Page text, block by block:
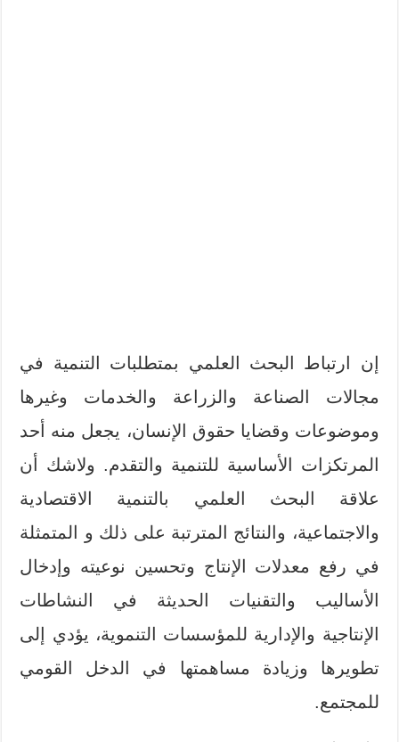
إن ارتباط البحث العلمي بمتطلبات التنمية في
مجالات الصناعة والزراعة والخدمات وغيرها
وموضوعات وقضايا حقوق الإنسان، يجعل منه أحد
المرتكزات الأساسية للتنمية والتقدم. ولاشك أن
علاقة البحث العلمي بالتنمية الاقتصادية
والاجتماعية، والنتائج المترتبة على ذلك و المتمثلة
في رفع معدلات الإنتاج وتحسين نوعيته وإدخال
الأساليب والتقنيات الحديثة في النشاطات
الإنتاجية والإدارية للمؤسسات التنموية، يؤدي إلى
تطويرها وزيادة مساهمتها في الدخل القومي
للمجتمع.